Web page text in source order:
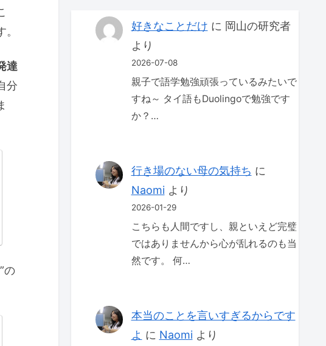
達
分
の
好きなことだけ に 岡山の研究者
より
2026-07-08
親子で語学勉強頑張っているみたいで
すね～ タイ語もDuolingoで勉強です
か？…
行き場のない母の気持ち に
Naomiより
2026-01-29
こちらも人間ですし、親といえど完璧
ではありませんから心が乱れるのも当
然です。 何…
本当のことを言いすぎるからです
よ に Naomiより